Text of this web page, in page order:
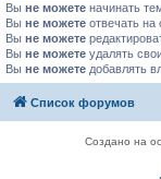
Вы не можете начинать
Вы не можете отвечать
Вы не можете
Вы не можете удалять
Вы не можете добавлять
Список форумов
Создано на